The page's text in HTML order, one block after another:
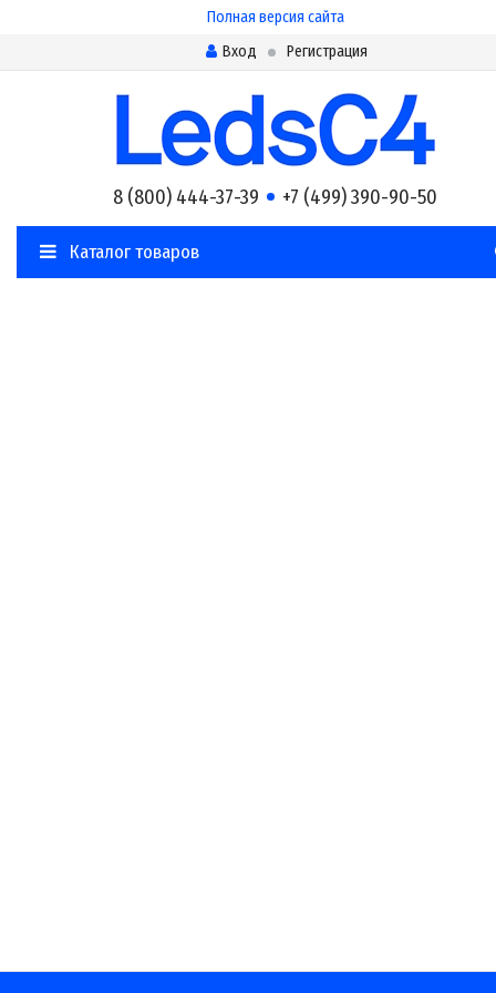
Полная версия сайта
Вход
Регистрация
8 (800) 444-37-39 +7 (499) 390-90-50
Каталог товаров